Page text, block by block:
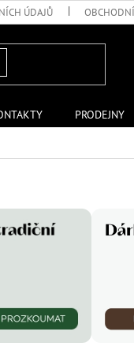
ÚDAJŮ
PRODEJNY